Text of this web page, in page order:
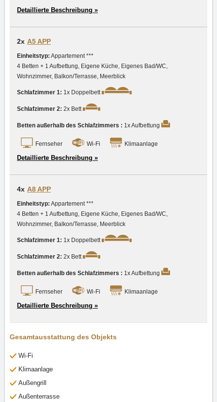
Detaillierte Beschreibung »
2x A5 APP
Einheitstyp: Appartement ***
4 Betten + 1 Aufbettung, Eigene Küche, Eigenes Bad/WC,
Wohnzimmer, Balkon/Terrasse, Meerblick
Schlafzimmer 1: 1x Doppelbett
Schlafzimmer 2: 2x Bett
Betten außerhalb des Schlafzimmers : 1x Aufbettung
Fernseher Wi-Fi Klimaanlage
Detaillierte Beschreibung »
4x A8 APP
Einheitstyp: Appartement ***
4 Betten + 1 Aufbettung, Eigene Küche, Eigenes Bad/WC,
Wohnzimmer, Balkon/Terrasse, Meerblick
Schlafzimmer 1: 1x Doppelbett
Schlafzimmer 2: 2x Bett
Betten außerhalb des Schlafzimmers : 1x Aufbettung
Fernseher Wi-Fi Klimaanlage
Detaillierte Beschreibung »
Gesamtausstattung des Objekts
Wi-Fi
Klimaanlage
Außengrill
Außenterrasse